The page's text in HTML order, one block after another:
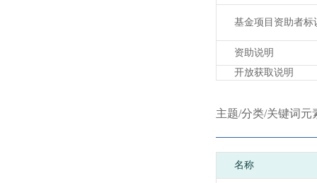
基金项目资助者标
资助说明
开放获取说明
主题/分类/关键词元
名称